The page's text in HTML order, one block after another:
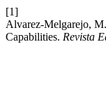
[1]
Alvarez-Melgarejo,
Capabilities. Revista